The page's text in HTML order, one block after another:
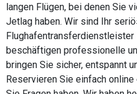
langen Flügen, bei denen Sie
Jetlag haben. Wir sind Ihr
Flughafentransferdienstleister
beschäftigen professionelle
bringen Sie sicher, entspannt
Reservieren Sie einfach